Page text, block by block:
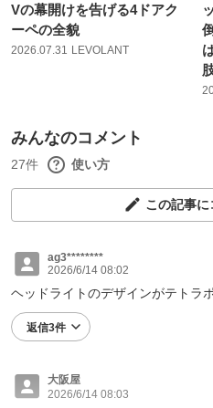
Vの幕開けを告げる4ドアク
ーペの全貌
2026.07.31 LEVOLANT
みんなのコメント
27件 使い方
この記事
ag3********
2026/6/14 08:02
ヘッドライトのデザインがテトラ
返信3件
大阪屋
2026/6/14 08:03